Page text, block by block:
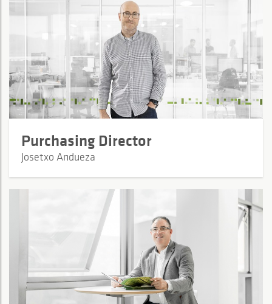
Purchasing Director
Josetxo Andueza